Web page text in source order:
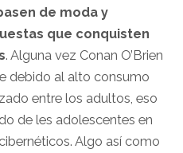
de moda y
que conquisten
. Alguna vez Conan O’Brien
debido al alto consumo
entre los adultos, eso
de les adolescentes en
Algo así como